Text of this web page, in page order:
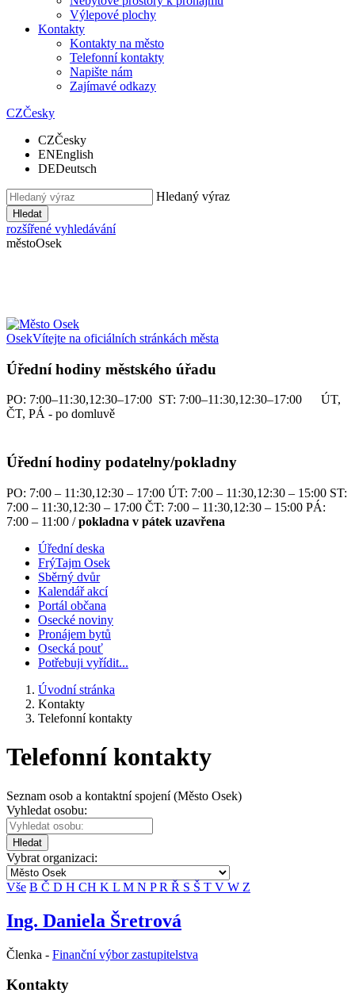
Výlepové plochy
Kontakty
Kontakty na město
Telefonní kontakty
Napište nám
Zajímavé odkazy
CZČesky
CZČesky
ENEnglish
DEDeutsch
Hledaný výraz
Hledat
rozšířené vyhledávání
městoOsek
OsekVítejte na oficiálních stránkách města
Úřední hodiny městského úřadu
PO: 7:00–11:30,12:30–17:00 ST: 7:00–11:30,12:30–17:00 ÚT,
ČT, PÁ - po domluvě
Úřední hodiny podatelny/pokladny
PO: 7:00 – 11:30,12:30 – 17:00 ÚT: 7:00 – 11:30,12:30 – 15:00 ST:
7:00 – 11:30,12:30 – 17:00 ČT: 7:00 – 11:30,12:30 – 15:00 PÁ:
7:00 – 11:00 /pokladna v pátek uzavřena
Úřední deska
FrýTajm Osek
Sběrný dvůr
Kalendář akcí
Portál občana
Osecké noviny
Pronájem bytů
Osecká pouť
Potřebuji vyřídit...
Úvodní stránka
Kontakty
Telefonní kontakty
Telefonní kontakty
Seznam osob a kontaktní spojení (Město Osek)
Vyhledat osobu:
Hledat
Vybrat organizaci:
Vše B Č D H CH K L M N PR Ř S Š T V W Z
Ing. Daniela Šretrová
Členka - Finanční výbor zastupitelstva
Kontakty